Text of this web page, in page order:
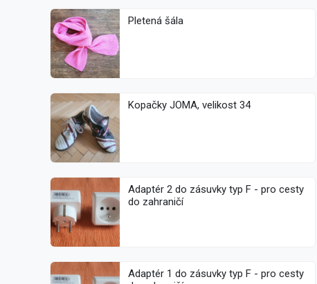
Pletená šála
Kopačky JOMA, velikost 34
Adaptér 2 do zásuvky typ F - pro cesty
do zahraničí
Adaptér 1 do zásuvky typ F - pro cesty